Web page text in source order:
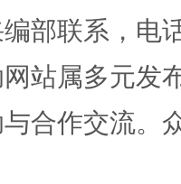
实 一纸欠
部联系，电
站属多元发
合作交流。